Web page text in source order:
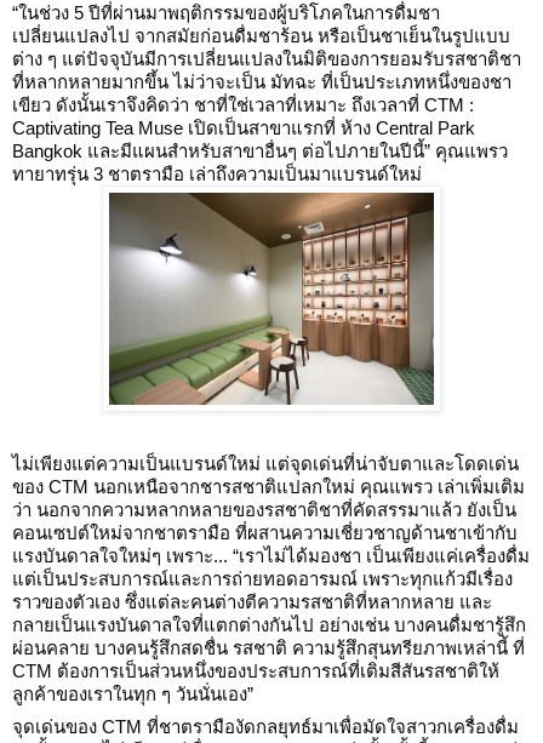
“ในช่วง 5 ปีที่ผ่านมาพฤติกรรมของผู้บริโภคในการดื่มชา
เปลี่ยนแปลงไป จากสมัยก่อนดื่มชาร้อน หรือเป็นชาเย็นในรูปแบบ
ต่าง ๆ แต่ปัจจุบันมีการเปลี่ยนแปลงในมิติของการยอมรับรสชาติชา
ที่หลากหลายมากขึ้น ไม่ว่าจะเป็น มัทฉะ ที่เป็นประเภทหนึ่งของชา
เขียว ดังนั้นเราจึงคิดว่า ชาที่ใช่เวลาที่เหมาะ ถึงเวลาที่ CTM :
Captivating Tea Muse เปิดเป็นสาขาแรกที่ ห้าง Central Park
Bangkok และมีแผนสำหรับสาขาอื่นๆ ต่อไปภายในปีนี้” คุณแพรว
ทายาทรุ่น 3 ชาตรามือ เล่าถึงความเป็นมาแบรนด์ใหม่
ไม่เพียงแต่ความเป็นแบรนด์ใหม่ แต่จุดเด่นที่น่าจับตาและโดดเด่น
ของ CTM นอกเหนือจากชารสชาติแปลกใหม่ คุณแพรว เล่าเพิ่มเติม
ว่า นอกจากความหลากหลายของรสชาติชาที่คัดสรรมาแล้ว ยังเป็น
คอนเซปต์ใหม่จากชาตรามือ ที่ผสานความเชี่ยวชาญด้านชาเข้ากับ
แรงบันดาลใจใหม่ๆ เพราะ... “เราไม่ได้มองชา เป็นเพียงแค่เครื่องดื่ม
แต่เป็นประสบการณ์และการถ่ายทอดอารมณ์ เพราะทุกแก้วมีเรื่อง
ราวของตัวเอง ซึ่งแต่ละคนต่างตีความรสชาติที่หลากหลาย และ
กลายเป็นแรงบันดาลใจที่แตกต่างกันไป อย่างเช่น บางคนดื่มชารู้สึก
ผ่อนคลาย บางคนรู้สึกสดชื่น รสชาติ ความรู้สึกสุนทรียภาพเหล่านี้ ที่
CTM ต้องการเป็นส่วนหนึ่งของประสบการณ์ที่เติมสีสันรสชาติให้
ลูกค้าของเราในทุก ๆ วันนั่นเอง”
จุดเด่นของ CTM ที่ชาตรามืองัดกลยุทธ์มาเพื่อมัดใจสาวกเครื่องดื่ม